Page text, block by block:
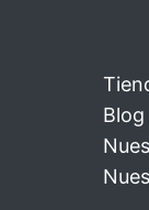
Blog